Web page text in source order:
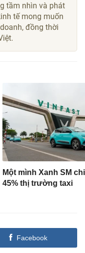
tầm nhìn và phát
tế mong muốn
đồng thời
Một mình Xanh SM
45% thị trường taxi
Facebook